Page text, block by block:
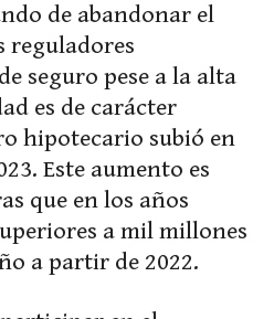
de abandonar el
reguladores
seguro pese a la alta
es de carácter
hipotecario subió en
Este aumento es
que en los años
a mil millones
a partir de 2022.